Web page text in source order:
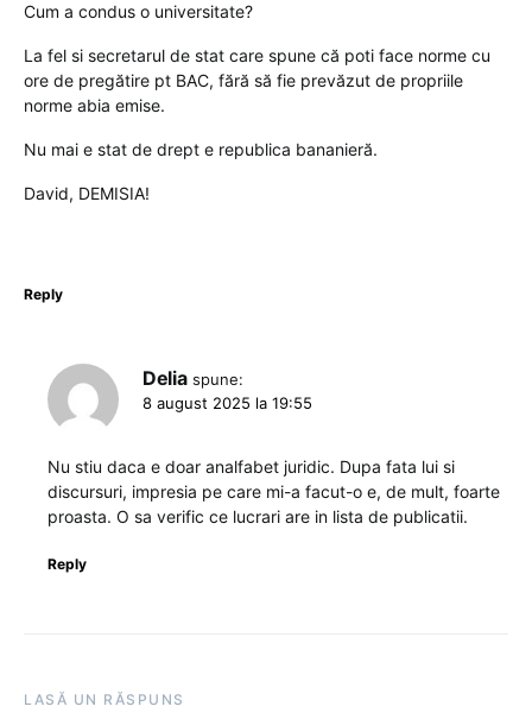
Cum a condus o universitate?
La fel si secretarul de stat care spune că poti face norme cu
ore de pregătire pt BAC, fără să fie prevăzut de propriile
norme abia emise.
Nu mai e stat de drept e republica bananieră.
David, DEMISIA!
Reply
Delia spune:
8 august 2025 la 19:55
Nu stiu daca e doar analfabet juridic. Dupa fata lui si
discursuri, impresia pe care mi-a facut-o e, de mult, foarte
proasta. O sa verific ce lucrari are in lista de publicatii.
Reply
LASĂ UN RĂSPUNS